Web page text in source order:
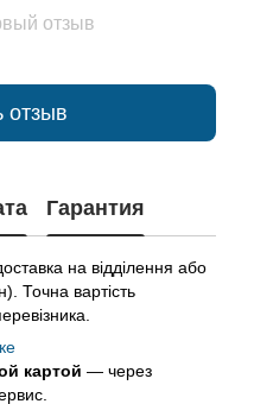
отзыв
отзыв
Гарантия
на відділення або
Точна вартість
картой — через